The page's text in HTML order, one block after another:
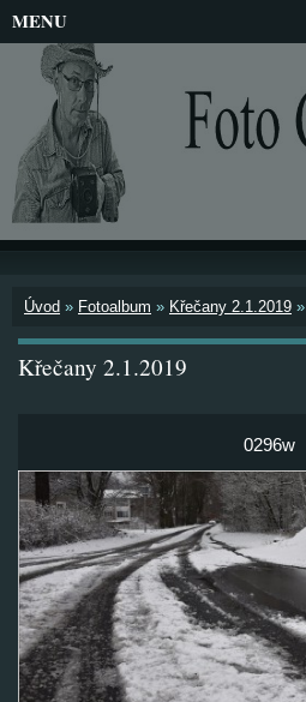
Úvod » Fotoalbum » Křečany 2.1.2019 »
Křečany 2.1.2019
0296w
MENU